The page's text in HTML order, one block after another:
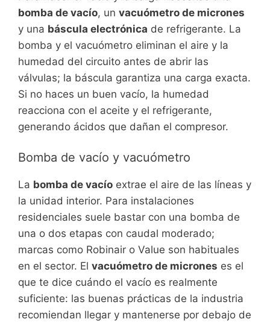
bomba de vacío, un vacuómetro de micrones
y una báscula electrónica de refrigerante. La
bomba y el vacuómetro eliminan el aire y la
humedad del circuito antes de abrir las
válvulas; la báscula garantiza una carga exacta.
Si no haces un buen vacío, la humedad
reacciona con el aceite y el refrigerante,
generando ácidos que dañan el compresor.
Bomba de vacío y vacuómetro
La bomba de vacío extrae el aire de las líneas y
la unidad interior. Para instalaciones
residenciales suele bastar con una bomba de
una o dos etapas con caudal moderado;
marcas como Robinair o Value son habituales
en el sector. El vacuómetro de micrones es el
que te dice cuándo el vacío es realmente
suficiente: las buenas prácticas de la industria
recomiendan llegar y mantenerse por debajo de